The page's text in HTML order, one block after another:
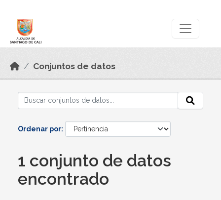
Conjuntos de datos
Ordenar por
1 conjunto de datos
encontrado